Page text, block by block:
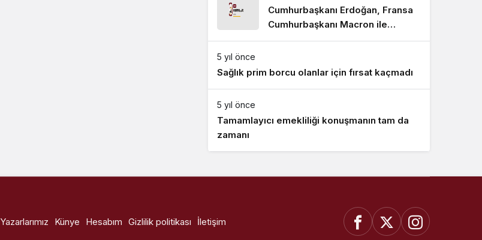
Cumhurbaşkanı Erdoğan, Fransa
Cumhurbaşkanı Macron ile
telefonda görüştü
5 yıl önce
Sağlık prim borcu olanlar için fırsat kaçmadı
5 yıl önce
Tamamlayıcı emekliliği konuşmanın tam da
zamanı
Yazarlarımız Künye Hesabım Gizlilik politikası İletişim